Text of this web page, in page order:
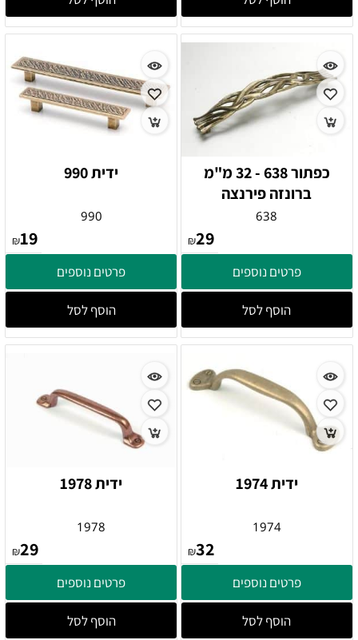
כפתור 638 - 32 מ"מ
ברונזה פירנצה
638
₪29
פרטים נוספים
הוסף לסל
ידית 990
990
₪19
פרטים נוספים
הוסף לסל
ידית 1974
1974
₪32
פרטים נוספים
הוסף לסל
ידית 1978
1978
₪29
פרטים נוספים
הוסף לסל